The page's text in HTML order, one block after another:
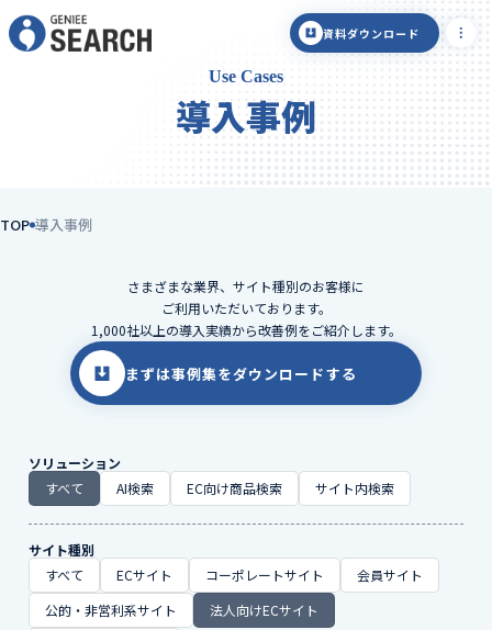
資料ダウンロード
Use Cases
導入事例
TOP 導入事例
さまざまな業界、サイト種別のお客様に
ご利用いただいております。
1,000社以上の導入実績から改善例をご紹介します。
まずは事例集をダウンロードする
ソリューション
すべて
AI検索 EC向け商品検索 サイト内検索
サイト種別
すべて
ECサイト コーポレートサイト
会員サイト
公的・非営利系サイト
法人向けECサイト